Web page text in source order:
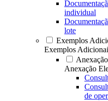
individual
lote
Exemplos
Exemplos
Anexação
de